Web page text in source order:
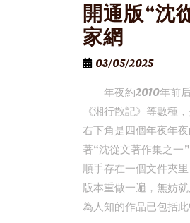
開通版“沈
家網
03/05/2025
年夜約2010年前
《湘行散記》等數種
右下角是四個年夜年
著“沈從文著作集之一
順手存在一個文件夾
版本重做一遍，無妨
為人知的作品已包括此